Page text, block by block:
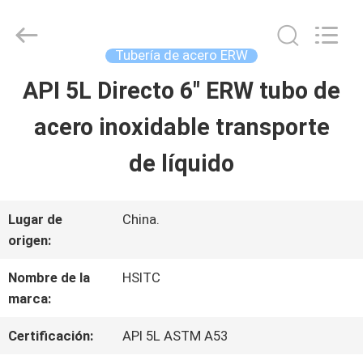
EN
CASA.
SOBRE
NOSOTROS
RECORRIDO
International
Tubería de acero ERW
API 5L Directo 6" ERW tubo de
acero inoxidable transporte
de líquido
Lugar de
origen:
China.
Nombre de la
marca:
HSITC
Certificación: API 5L ASTM A53